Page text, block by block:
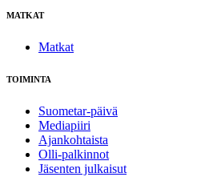
MATKAT
Matkat
TOIMINTA
Suometar-päivä
Mediapiiri
Ajankohtaista
Olli-palkinnot
Jäsenten julkaisut